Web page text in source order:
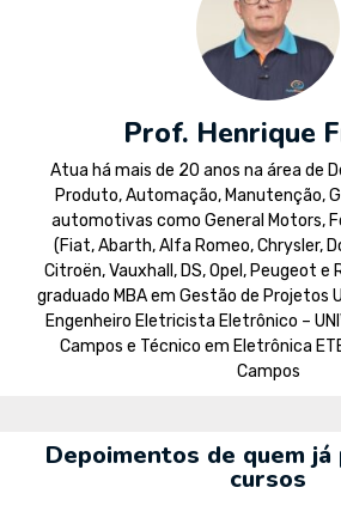
Prof. Henrique
Atua há mais de 20 anos na área de
Produto, Automação, Manutenção,
automotivas como General Motors,
(Fiat, Abarth, Alfa Romeo, Chrysler,
Citroën, Vauxhall, DS, Opel, Peugeot e
graduado MBA em Gestão de Projetos
Engenheiro Eletricista Eletrônico –
Campos e Técnico em Eletrônica
Campos
Depoimentos de quem
curso​s